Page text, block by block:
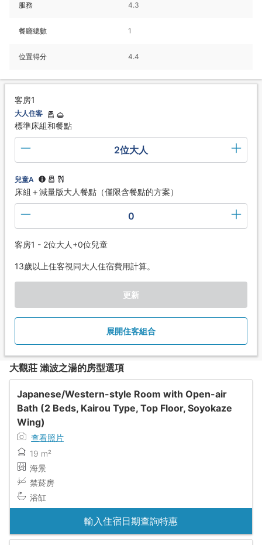
服務 4.3
餐廳總數 1
位置得分 4.4
客房1
大人住客
標準床組和餐點
2位大人
兒童A
床組＋減量版大人餐點（僅限含餐點的方案）
0
客房1 - 2位大人+0位兒童
13歲以上住客視同大人住宿費用計算。
更新
展開住客組合
大觀莊 瀨波之湯的房型選項
Japanese/Western-style Room with Open-air
Bath (2 Beds, Kairou Type, Top Floor, Soyokaze
Wing)
查看照片
19 m²
海景
禁菸房
浴缸
輸入住宿日期查詢特惠